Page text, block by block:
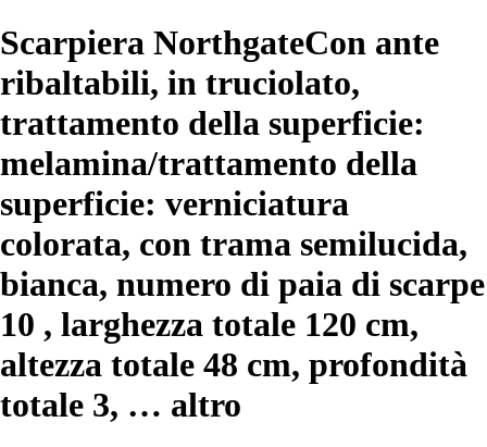
Scarpiera NorthgateCon ante
ribaltabili, in truciolato,
trattamento della superficie:
melamina/trattamento della
superficie: verniciatura
colorata, con trama semilucida,
bianca, numero di paia di scarpe
10 , larghezza totale 120 cm,
altezza totale 48 cm, profondità
totale 3, … altro